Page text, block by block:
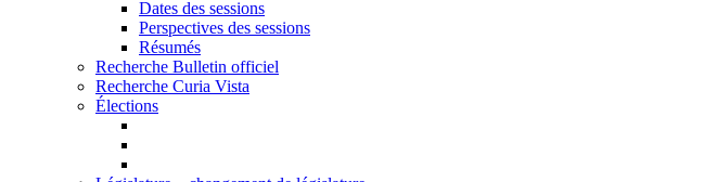
Dates des sessions
Perspectives des sessions
Résumés
Recherche Bulletin officiel
Recherche Curia Vista
Élections